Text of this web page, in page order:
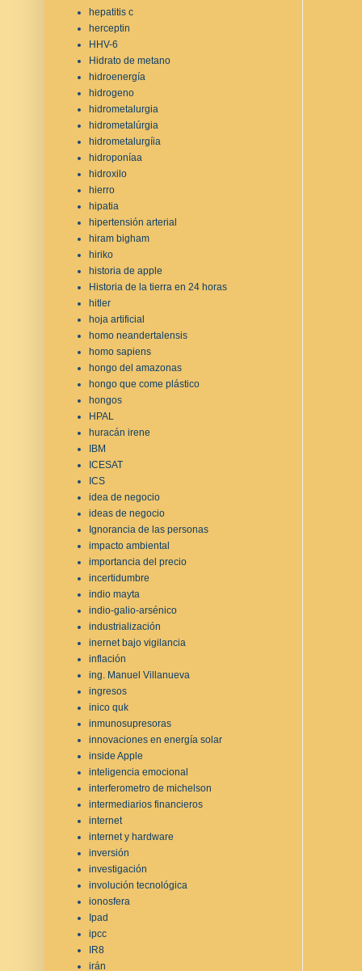
hepatitis c
herceptin
HHV-6
Hidrato de metano
hidroenergía
hidrogeno
hidrometalurgia
hidrometalúrgia
hidrometalurgíia
hidroponíaa
hidroxilo
hierro
hipatia
hipertensión arterial
hiram bigham
hiriko
historia de apple
Historia de la tierra en 24 horas
hitler
hoja artificial
homo neandertalensis
homo sapiens
hongo del amazonas
hongo que come plástico
hongos
HPAL
huracán irene
IBM
ICESAT
ICS
idea de negocio
ideas de negocio
Ignorancia de las personas
impacto ambiental
importancia del precio
incertidumbre
indio mayta
indio-galio-arsénico
industrialización
inernet bajo vigilancia
inflación
ing. Manuel Villanueva
ingresos
inico quk
inmunosupresoras
innovaciones en energía solar
inside Apple
inteligencia emocional
interferometro de michelson
intermediarios financieros
internet
internet y hardware
inversión
investigación
involución tecnológica
ionosfera
Ipad
ipcc
IR8
irán